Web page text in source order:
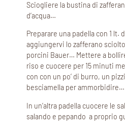
Sciogliere la bustina di
d’acqua…
Preparare una padella con 1 lt.
aggiungervi lo zafferano
porcini Bauer… Mettere a
riso e cuocere per 15 minuti
con con un po’ di burro, un
besciamella per ammorbidire…
In un’altra padella cuocere le
salando e pepando a proprio